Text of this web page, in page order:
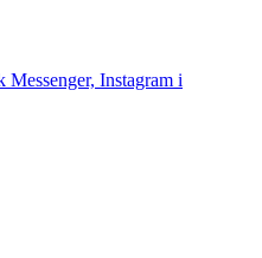
Messenger, Instagram i